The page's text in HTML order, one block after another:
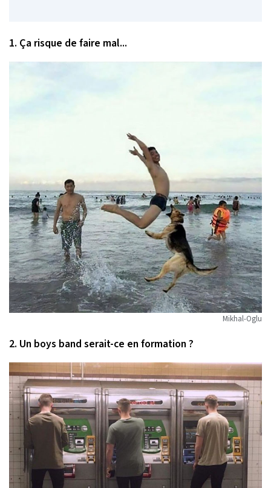
1. Ça risque de faire mal...
Mikhal-Oglu
2. Un boys band serait-ce en formation ?